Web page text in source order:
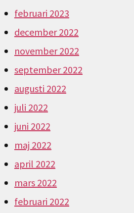
februari 2023
december 2022
november 2022
september 2022
augusti 2022
juli 2022
juni 2022
maj 2022
april 2022
mars 2022
februari 2022